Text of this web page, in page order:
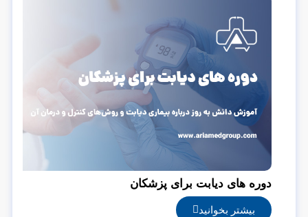
دوره های دیابت برای پزشکان
بیشتر بخوانید